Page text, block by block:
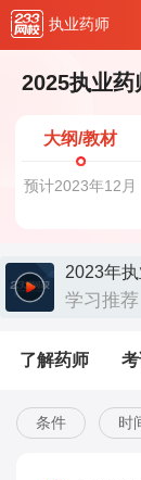
执业药师
2025执业
大纲/教材
预计2023年12月
2023年
学习推荐
了解药师
条件 时